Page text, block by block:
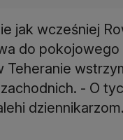
jak wcześniej
do
- O
dziennikarzom.